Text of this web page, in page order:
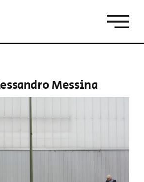
Messina